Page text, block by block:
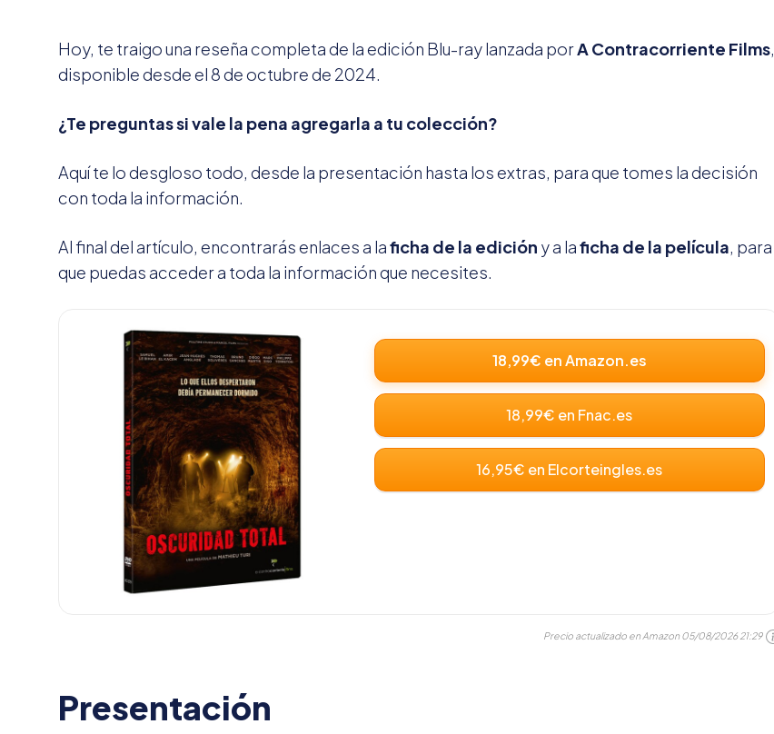
Hoy, te traigo una reseña completa de la edición Blu-ray lanzada porA Contracorriente Films,
disponible desde el 8 de octubre de 2024.
¿Te preguntas si vale la pena agregarla a tu colección?
Aquí te lo desgloso todo, desde la presentación hasta los extras, para que tomes la decisión
con toda la información.
Al final del artículo, encontrarás enlaces a laficha de la edición y a laficha de la película, para
que puedas acceder a toda la información que necesites.
18,99€ en Amazon.es
18,99€ en Fnac.es
16,95€ en Elcorteingles.es
Precio actualizado en Amazon 05/08/2026 21:29
Presentación